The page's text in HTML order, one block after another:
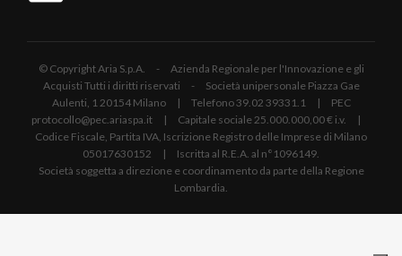
© Copyright Aria S.p.A. - Azienda Regionale per l'Innovazione e gli
Acquisti Tutti i diritti riservati - Società unipersonale Piazza Gae
Aulenti, 1 20154 Milano | Telefono 39.02 39331.1 | PEC
protocollo@pec.ariaspa.it | Capitale sociale 25.000.000,00 € i.v. |
Codice Fiscale, Partita IVA, Iscrizione Registro delle Imprese di Milano
05017630152 | Iscritta al R.E.A. al n°1096149.
Società soggetta a direzione e coordinamento da parte della Regione
Lombardia.